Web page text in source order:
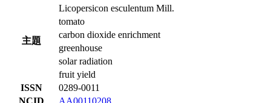
主題
Licopersicon esculentum Mill.
tomato
carbon dioxide enrichment
greenhouse
solar radiation
fruit yield
ISSN
0289-0011